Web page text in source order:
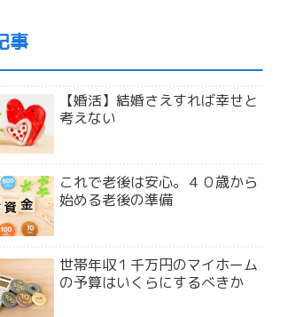
事
【婚活】結婚さえすれば幸せと
考えない
これで老後は安心。４０歳から
始める老後の準備
世帯年収１千万円のマイホーム
の予算はいくらにするべきか